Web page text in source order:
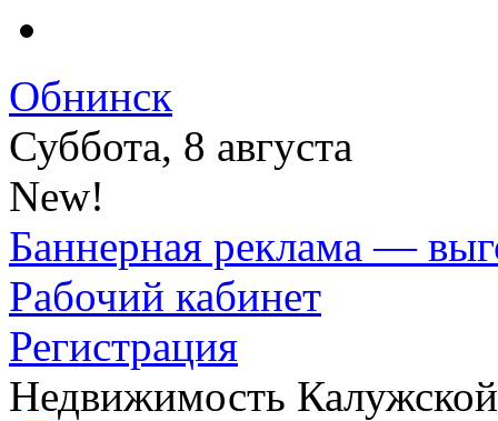
Обнинск
Суббота, 8 августа
New!
Баннерная реклама —
Рабочий кабинет
Регистрация
Недвижимость